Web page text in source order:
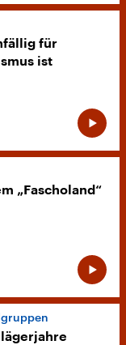
für
ist
„Fascholand“